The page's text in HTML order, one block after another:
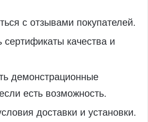
с отзывами покупателей.
сертификаты качества и
демонстрационные
есть возможность.
доставки и установки.